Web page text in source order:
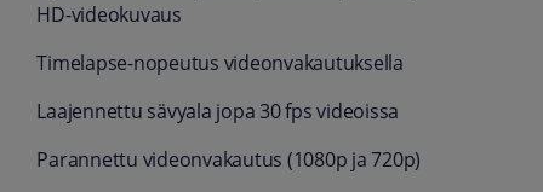
HD-videokuvaus
Timelapse-nopeutus videonvakautuksella
Laajennettu sävy­ala jopa 30 fps videoissa
Parannettu videon­vakautus (1080p ja 720p)